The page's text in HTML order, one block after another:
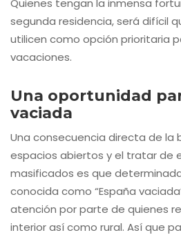
Quienes tengan la inmensa
segunda residencia, será difícil
utilicen como opción prioritaria
vacaciones.
Una oportunidad
vaciada
Una consecuencia directa de la
espacios abiertos y el tratar de
masificados es que
conocida como “España
atención por parte de quienes
interior así como rural. Así que